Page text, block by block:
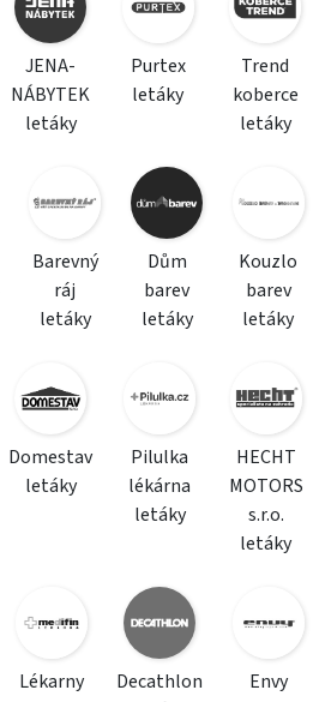
JENA-
NÁBYTEK
letáky
Purtex
letáky
Trend
koberce
letáky
Barevný
ráj
letáky
Dům
barev
letáky
Kouzlo
barev
letáky
Domestav
letáky
Pilulka
lékárna
letáky
HECHT
MOTORS
s.r.o.
letáky
Lékarny
Decathlon
Envy